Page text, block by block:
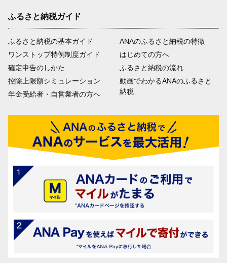
ふるさと納税ガイド
ふるさと納税の基本ガイド
ワンストップ特例制度ガイド
確定申告のしかた
控除上限額シミュレーション
年金受給者・自営業者の方へ
ANAのふるさと納税の特徴
はじめての方へ
ふるさと納税の流れ
動画でわかるANAのふるさと
納税